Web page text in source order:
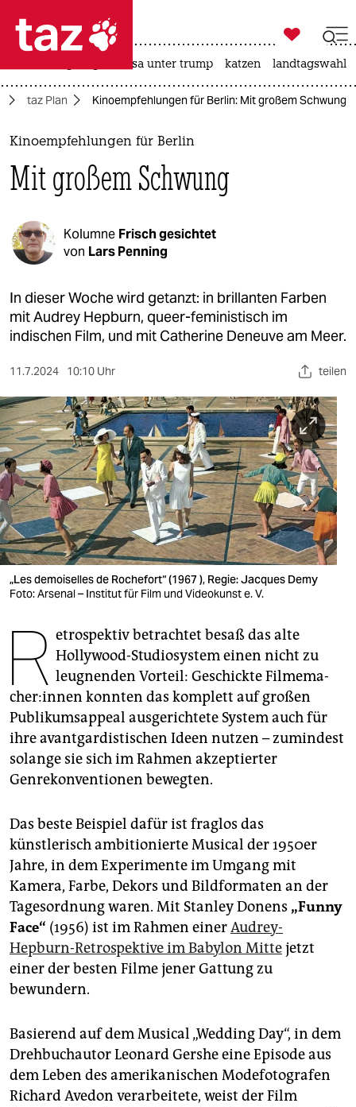
 taz zahl ich
taz zahl ich
themen
politik
öko
gesellschaft
kultur
sport
nord
wahrheit
verlag
verlag
veranstaltungen
shop
fragen & hilfe
genossenschaft
epaper login

taz zahl ich
usa unter trump katzen landtagswahl
taz Plan Kinoempfehlungen für Berlin: Mit großem Schwung
Kinoempfehlungen für Berlin
Mit großem Schwung
Kolumne Frisch gesichtet
von Lars Penning
In dieser Woche wird getanzt: in brillanten Farben
mit Audrey Hepburn, queer-feministisch im
indischen Film, und mit Catherine Deneuve am Meer.
11.7.2024 10:10 Uhr teilen
„Les demoiselles de Rochefort“ (1967 ), Regie: Jacques Demy
Foto: Arsenal – Institut für Film und Videokunst e. V.
R etrospektiv betrachtet besaß das alte
Hollywood-Studiosystem einen nicht zu
leugnenden Vorteil: Geschickte Fil­me­ma­
che­r:in­nen konnten das komplett auf großen
Publikumsappeal ausgerichtete System auch für
ihre avantgardistischen Ideen nutzen – zumindest
solange sie sich im Rahmen akzeptierter
Genrekonventionen bewegten.
Das beste Beispiel dafür ist fraglos das
künstlerisch ambitionierte Musical der 1950er
Jahre, in dem Experimente im Umgang mit
Kamera, Farbe, Dekors und Bildformaten an der
Tagesordnung waren. Mit Stanley Donens „Funny
Face“ (1956) ist im Rahmen einerAudrey-
Hepburn-Retrospektive im Babylon Mittejetzt
einer der besten Filme jener Gattung zu
bewundern.
Basierend auf dem Musical „Wedding Day“, in dem
Drehbuchautor Leonard Gershe eine Episode aus
dem Leben des amerikanischen Modefotografen
Richard Avedon verarbeitete, weist der Film